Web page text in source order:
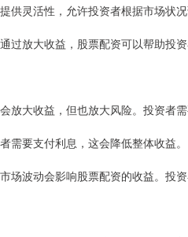
供灵活性，允许投资者根据市场状
过放大收益，股票配资可以帮助投
放大收益，但也放大风险。投资者
需要支付利息，这会降低整体收益。
场波动会影响股票配资的收益。投